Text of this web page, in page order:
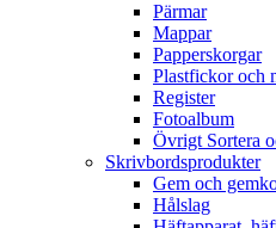
Pärmar
Mappar
Papperskorgar
Plastfickor och
Register
Fotoalbum
Övrigt Sortera
Skrivbordsprodukter
Gem och
Hålslag